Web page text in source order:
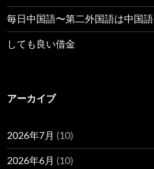
毎日中国語〜第二外国語は中国語
しても良い借金
アーカイブ
2026年7月 (10)
2026年6月 (10)